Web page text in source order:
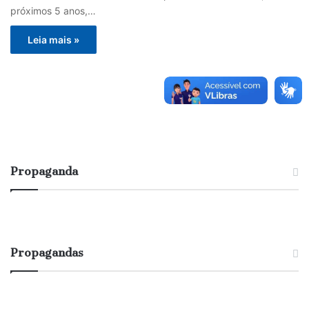
próximos 5 anos,…
Leia mais »
Propaganda
Propagandas